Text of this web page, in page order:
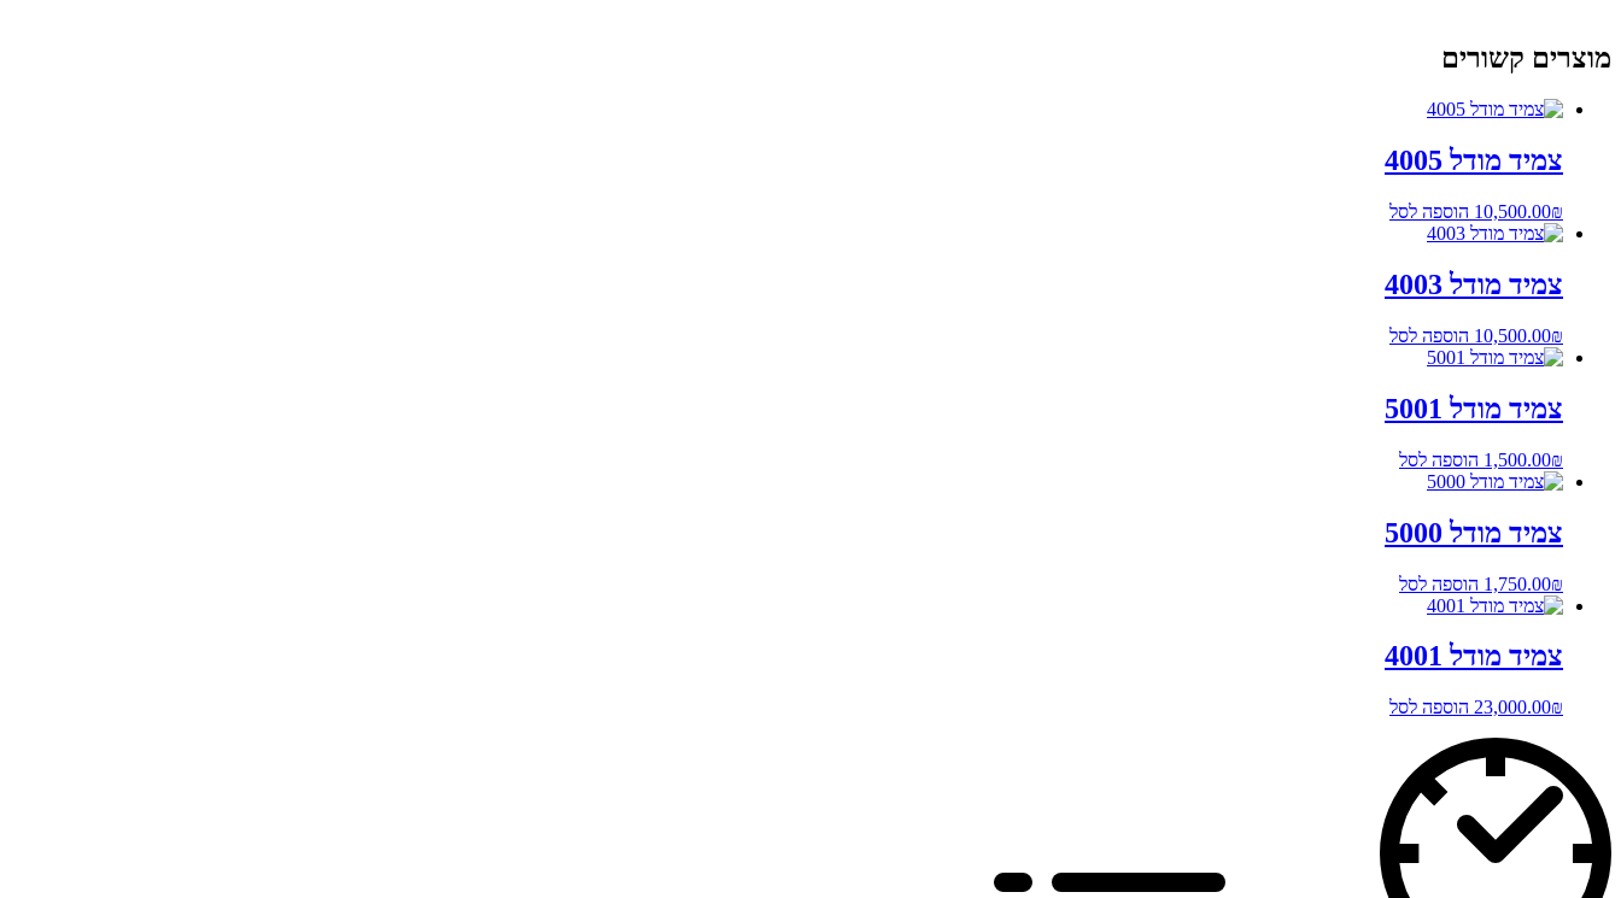
מוצרים קשורים
צמיד מודל 4005
10,500.00₪ הוספה לסל
צמיד מודל 4003
10,500.00₪ הוספה לסל
צמיד מודל 5001
1,500.00₪ הוספה לסל
צמיד מודל 5000
1,750.00₪ הוספה לסל
צמיד מודל 4001
23,000.00₪ הוספה לסל